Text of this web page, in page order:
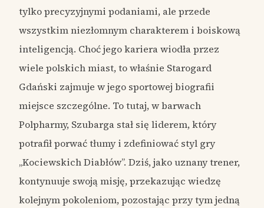
tylko precyzyjnymi podaniami, ale przede
wszystkim niezłomnym charakterem i boiskową
inteligencją. Choć jego kariera wiodła przez
wiele polskich miast, to właśnie Starogard
Gdański zajmuje w jego sportowej biografii
miejsce szczególne. To tutaj, w barwach
Polpharmy, Szubarga stał się liderem, który
potrafił porwać tłumy i zdefiniować styl gry
„Kociewskich Diabłów”. Dziś, jako uznany trener,
kontynuuje swoją misję, przekazując wiedzę
kolejnym pokoleniom, pozostając przy tym jedną